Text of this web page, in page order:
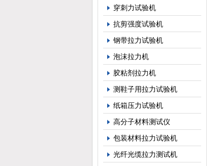
穿刺力试验机
抗剪强度试验机
钢带拉力试验机
泡沫拉力机
胶粘剂拉力机
测鞋子用拉力试验机
纸箱压力试验机
高分子材料测试仪
包装材料拉力试验机
光纤光缆拉力测试机